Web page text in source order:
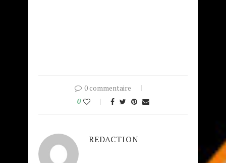
0 commentaire
0
REDACTION